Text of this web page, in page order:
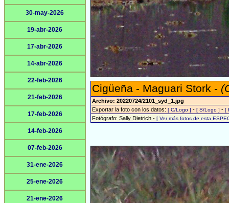
30-may-2026
19-abr-2026
17-abr-2026
14-abr-2026
22-feb-2026
21-feb-2026
17-feb-2026
14-feb-2026
07-feb-2026
31-ene-2026
25-ene-2026
21-ene-2026
Cigüeña - Maguari Stork -
Archivo: 20220724/2101_syd_1.jpg
Exportar la foto con los datos: [ C/Logo ] - [ S/Logo ] - [
Fotógrafo: Sally Dietrich - [ Ver más fotos de esta